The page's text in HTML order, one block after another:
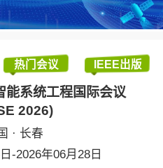
热门会议 IEEE出版
能系统工程国际会议
2026)
· 长春
-2026年06月28日